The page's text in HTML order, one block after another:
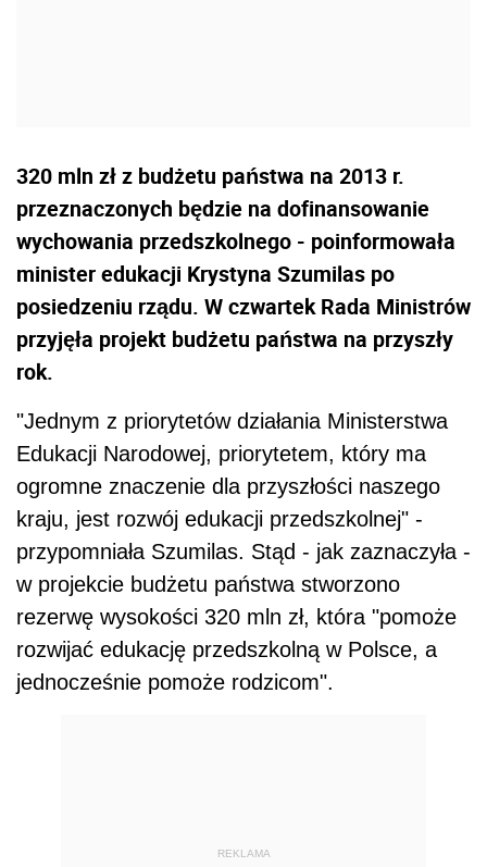
320 mln zł z budżetu państwa na 2013 r.
przeznaczonych będzie na dofinansowanie
wychowania przedszkolnego - poinformowała
minister edukacji Krystyna Szumilas po
posiedzeniu rządu. W czwartek Rada Ministrów
przyjęła projekt budżetu państwa na przyszły
rok.
"Jednym z priorytetów działania Ministerstwa
Edukacji Narodowej, priorytetem, który ma
ogromne znaczenie dla przyszłości naszego
kraju, jest rozwój edukacji przedszkolnej" -
przypomniała Szumilas. Stąd - jak zaznaczyła -
w projekcie budżetu państwa stworzono
rezerwę wysokości 320 mln zł, która "pomoże
rozwijać edukację przedszkolną w Polsce, a
jednocześnie pomoże rodzicom".
REKLAMA